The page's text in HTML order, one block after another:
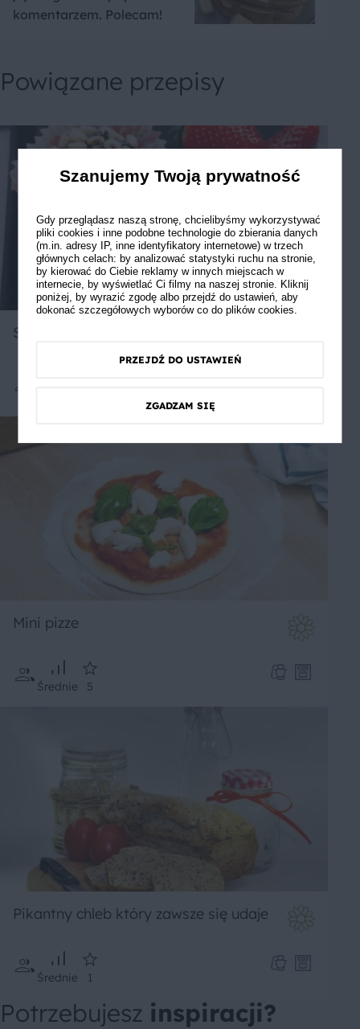
komentarzem. Polecam!
Powiązane przepisy
Szyszunie
Mini pizze
Średnie 5
Pikantny chleb który zawsze się udaje
Średnie 1
Potrzebujesz inspiracji?
Szanujemy Twoją prywatność
Gdy przeglądasz naszą stronę, chcielibyśmy wykorzystywać
pliki cookies i inne podobne technologie do zbierania danych
(m.in. adresy IP, inne identyfikatory internetowe) w trzech
głównych celach: by analizować statystyki ruchu na stronie,
by kierować do Ciebie reklamy w innych miejscach w
internecie, by wyświetlać Ci filmy na naszej stronie. Kliknij
poniżej, by wyrazić zgodę albo przejdź do ustawień, aby
dokonać szczegółowych wyborów co do plików cookies.
PRZEJDŹ DO USTAWIEŃ
ZGADZAM SIĘ